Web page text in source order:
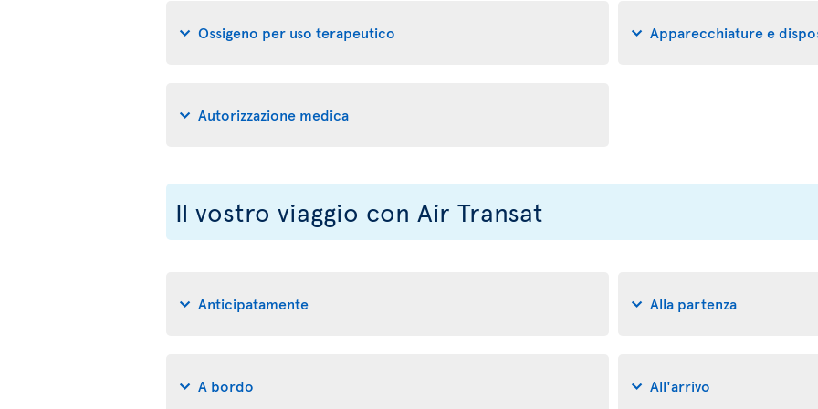
Ossigeno per uso terapeutico Apparecchiature e
Autorizzazione medica
Il vostro viaggio con Air Transat
Anticipatamente Alla partenza
A bordo All'arrivo